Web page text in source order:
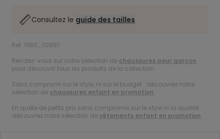
Consultez le guide des tailles
Ref. 11160_02897
Rendez-vous sur notre sélection de chaussures pour garçon
pour découvrir tous les produits de la collection.
Sans compromi sur le style, ni sur le budget : découvrez notre
sélection de chaussures enfant en promotion.
En quête de petits prix sans compromis sur le style ni la qualité :
découvrez notre sélection devêtements enfant en promotion.